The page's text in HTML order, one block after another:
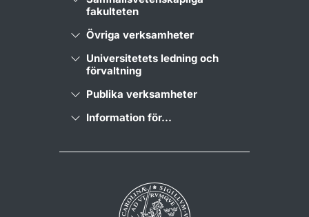
fakulteten
Övriga verksamheter
Universitetets ledning och
förvaltning
Publika verksamheter
Information för...